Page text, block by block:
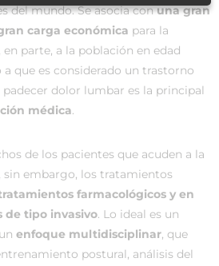
del mundo. Se asocia conuna gran
carga económica para la
parte, a la población en edad
a que es considerado un trastorno
dolor lumbar es la principal
médica.
de los pacientes que acuden a la
sin embargo, los tratamientos
farmacológicos y en
de tipo invasivo. Lo ideal es un
enfoque multidisciplinar, que
postural, análisis del